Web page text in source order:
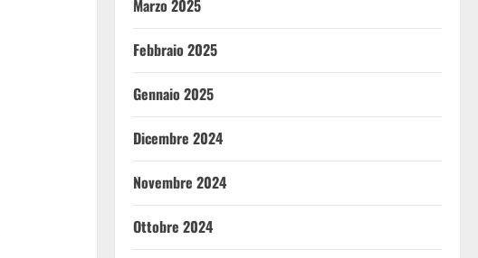
Marzo 2025
Febbraio 2025
Gennaio 2025
Dicembre 2024
Novembre 2024
Ottobre 2024